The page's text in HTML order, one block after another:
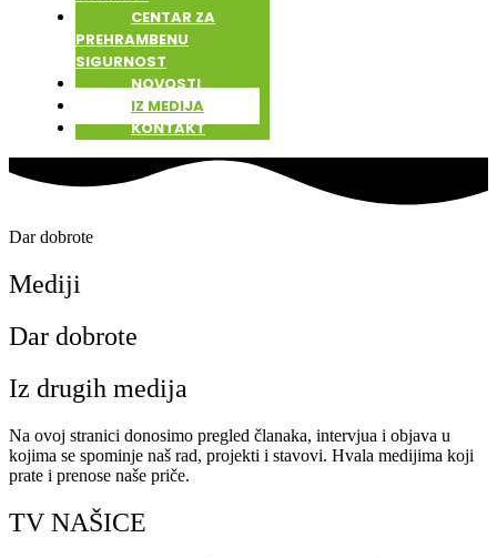
CENTAR ZA
PREHRAMBENU
SIGURNOST
NOVOSTI
IZ MEDIJA
KONTAKT
Dar dobrote
Mediji
Dar dobrote
Iz drugih medija
Na ovoj stranici donosimo pregled članaka, intervjua i objava u
kojima se spominje naš rad, projekti i stavovi. Hvala medijima koji
prate i prenose naše priče.
TV NAŠICE